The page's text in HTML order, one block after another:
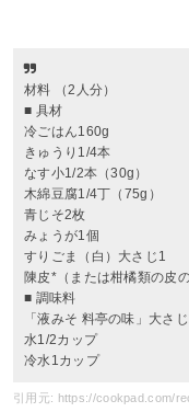
材料 （2人分）
■ 具材
冷ごはん160g
きゅうり1/4本
なす小1/2本（30g）
木綿豆腐1/4丁（75g）
青じそ2枚
みょうが1個
すりごま（白）大さじ1
陳皮*（または柑橘類の皮
■ 調味料
「液みそ 料亭の味」大さ
水1/2カップ
冷水1カップ
引用元: https://cookpad.com/